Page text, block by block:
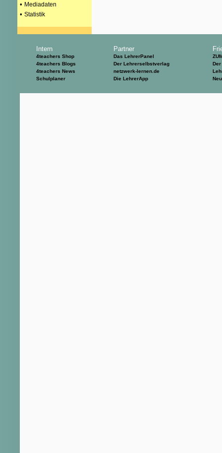
• Mediadaten
• Statistik
Intern
4teachers Shop
4teachers Blogs
4teachers News
Schulplaner
Partner
Das LehrerPanel
Der Lehrerselbstverlag
netzwerk-lernen.de
Die LehrerApp